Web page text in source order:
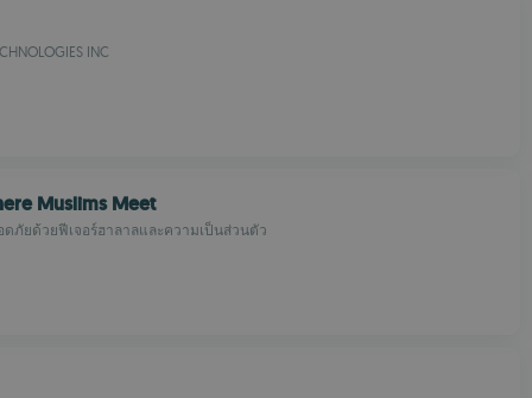
INC
Muslims Meet
ภัยด้วยฟีเจอร์ฮาลาลและความเป็นส่วนตัว